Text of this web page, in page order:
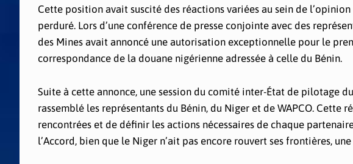
Cette position avait suscité des réactions variées au sein de
perduré. Lors d’une conférence de presse conjointe avec des
des Mines avait annoncé une autorisation exceptionnelle pour le
correspondance de la douane nigérienne adressée à celle du Bénin.
Suite à cette annonce, une session du comité inter-État de pilotage
rassemblé les représentants du Bénin, du Niger et de WAPCO. Cette
rencontrées et de définir les actions nécessaires de chaque
l’Accord, bien que le Niger n’ait pas encore rouvert ses frontières,